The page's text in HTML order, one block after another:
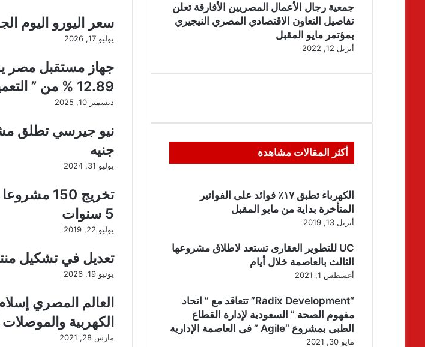
سعر اليورو اليوم
يوليو 17, 2026
جهاز مستقبل مصر
12.89 % من ” التعمير و الاستشارات الهندسية
ديسمبر 10, 2025
جنيه
يوليو 31, 2024
5 سنوات
يوليو 22, 2019
تعديل في تشكيل
يونيو 19, 2026
العالم المصري
الكهربية والموصلات
مارس 28, 2021
جمعية رجال الأعمال المصريين الأفارقة تعلن
تفاصيل التعاون الاقتصادي المصري النيجيري
بمؤتمر مايو المقبل
أبريل 12, 2022
أكثر المقالات مشاهدة
الكهرباء تطبق ١٧٪ فوائد على الفواتير
المتأخرة بداية من مايو المقبل
أبريل 13, 2019
UC للتطوير العقارى تستعد لاطلاق مشروعها
الثالث بالعاصمة خلال أيام
أغسطس 1, 2021
“Radix Development” تتعاقد مع ” اتحاد
مفهوم الصحة ” السعودية لإدارة القطاع
الطبى بمشروع “Agile ” فى العاصمة الإدارية
مايو 30, 2021